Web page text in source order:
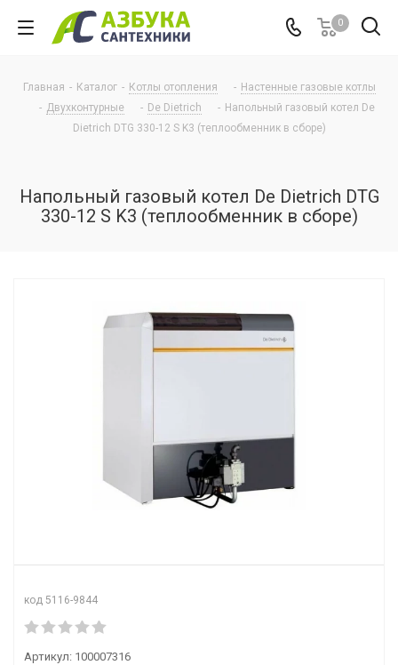
0
Главная - Каталог - Котлы отопления - Настенные газовые котлы
- Двухконтурные - De Dietrich - Напольный газовый котел De
Dietrich DTG 330-12 S K3 (теплообменник в сборе)
Напольный газовый котел De Dietrich DTG
330-12 S K3 (теплообменник в сборе)
код 5116-9844
Артикул: 100007316